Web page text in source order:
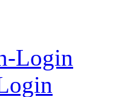
Login